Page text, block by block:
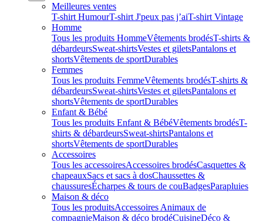
Meilleures ventes
T-shirt HumourT-shirt J'peux pas j’aiT-shirt Vintage
Homme
Tous les produits HommeVêtements brodésT-shirts &
débardeursSweat-shirtsVestes et giletsPantalons et
shortsVêtements de sportDurables
Femmes
Tous les produits FemmeVêtements brodésT-shirts &
débardeursSweat-shirtsVestes et giletsPantalons et
shortsVêtements de sportDurables
Enfant & Bébé
Tous les produits Enfant & BébéVêtements brodésT-
shirts & débardeursSweat-shirtsPantalons et
shortsVêtements de sportDurables
Accessoires
Tous les accessoiresAccessoires brodésCasquettes &
chapeauxSacs et sacs à dosChaussettes &
chaussuresÉcharpes & tours de couBadgesParapluies
Maison & déco
Tous les produitsAccessoires Animaux de
compagnieMaison & déco brodéCuisineDéco &